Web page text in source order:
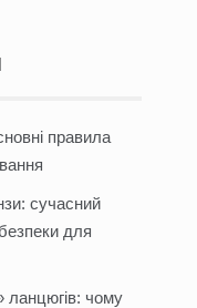
правила
сучасний
для
чому